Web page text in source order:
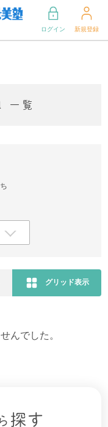
ログイン 新規登録
一覧
グリッド表示
んでした。
探す